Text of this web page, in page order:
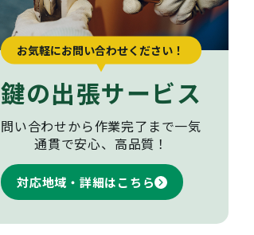
お気軽にお問い合わせください！
鍵の出張サービス
問い合わせから作業完了まで一気
通貫で安心、高品質！
対応地域・詳細はこちら